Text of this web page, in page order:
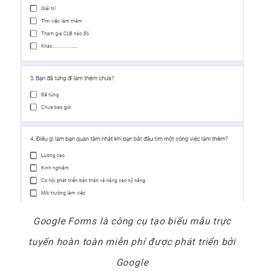
Google Forms là công cụ tạo biểu mẫu trực
tuyến hoàn toàn miễn phí được phát triển bởi
Google